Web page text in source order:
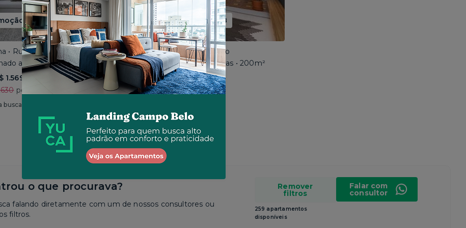
até 15/08
• Rua José do Patrocínio
até 4 pessoas • 110m²
1.569
por R$ 2.625
busca
Promoção até 15/08
Consolação • Av Consolação
Compartilhado até 5 pessoas • 200m²
Aluguel R$ 1.562
TotalR$ 2.650por R$ 2.573
o que procurava?
falando diretamente com um de nossos consultores ou
filtros.
Remover
filtros
259 apartamentos
disponíveis
Falar com
consultor